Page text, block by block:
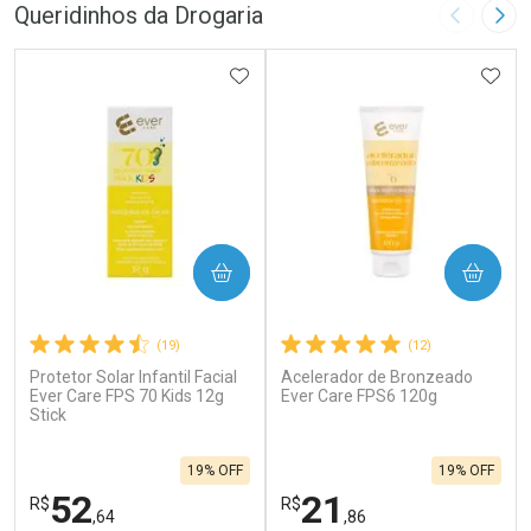
Queridinhos da Drogaria Imagem
(19)
Protetor Solar Infantil Facial
Ever Care FPS 70 Kids 12g
Stick
R$52,64
19% OFF
ADICIONAR AOS FAVORITOS
COMPRAR
(12)
Acelerador de Bronzeado
Ever Care FPS6 120g
R$21 ,86
19% OFF
COMPRAR